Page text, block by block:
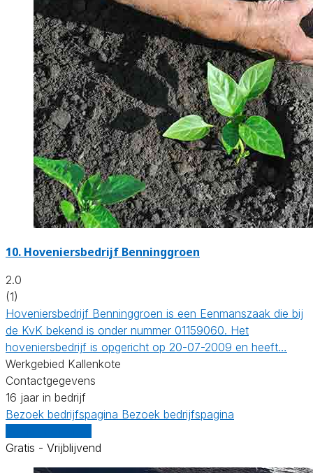
10. Hoveniersbedrijf Benninggroen
2.0
(1)
Hoveniersbedrijf Benninggroen is een Eenmanszaak die bij
de KvK bekend is onder nummer 01159060. Het
hoveniersbedrijf is opgericht op 20-07-2009 en heeft…
Werkgebied Kallenkote
Contactgegevens
16 jaar in bedrijf
Bezoek bedrijfspagina Bezoek bedrijfspagina
Gratis - Vrijblijvend